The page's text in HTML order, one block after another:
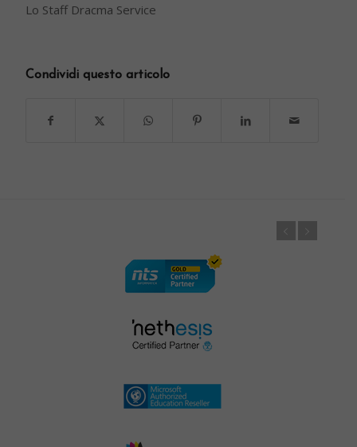
Lo Staff Dracma Service
Condividi questo articolo